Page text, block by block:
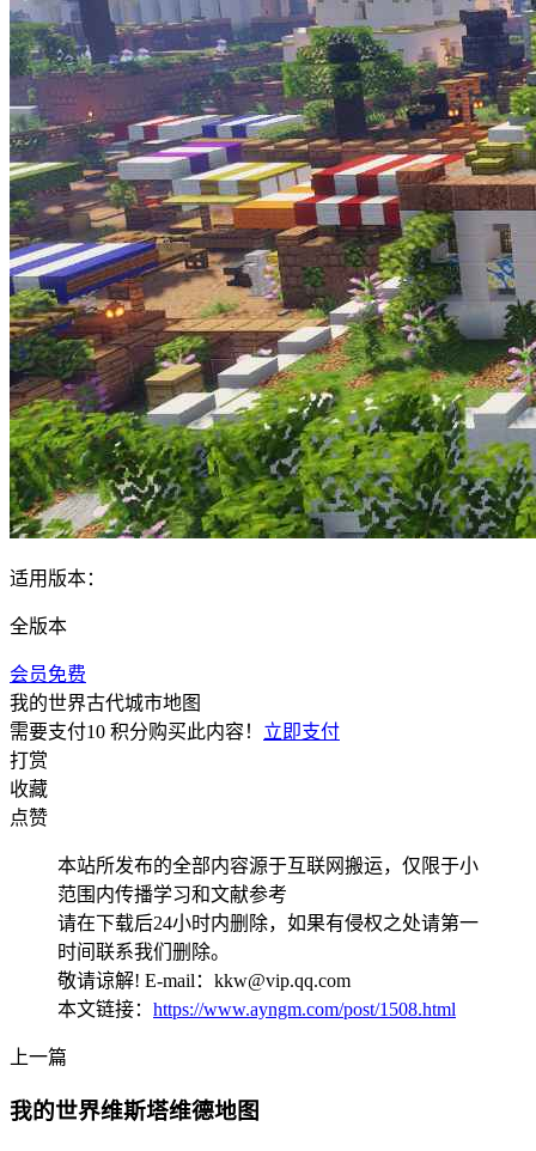
适用版本：
全版本
会员免费
我的世界古代城市地图
需要支付10 积分购买此内容！ 立即支付
打赏
收藏
点赞
本站所发布的全部内容源于互联网搬运，仅限于小
范围内传播学习和文献参考
请在下载后24小时内删除，如果有侵权之处请第一
时间联系我们删除。
敬请谅解! E-mail：kkw@vip.qq.com
本文链接： https://www.ayngm.com/post/1508.html
上一篇
我的世界维斯塔维德地图